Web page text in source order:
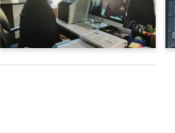
นิติ นิติทัณฑ์ประภาศอธิบดีกรม
วัสดิ์
ประธานเจ้าหน้าที่บริหารและ
ละการค้าปลีก จำกัด (มหาชน)
คณะกรรมการกำกับหลักทรัพย์และ
ทิส จำกัด
โร แพลตฟอร์ม จำกัด ร่วมกันแลก